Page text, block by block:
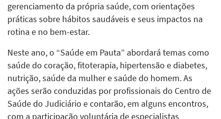
gerenciamento da própria saúde, com orientações
práticas sobre hábitos saudáveis e seus impactos na
rotina e no bem-estar.
Neste ano, o “Saúde em Pauta” abordará temas como
saúde do coração, fitoterapia, hipertensão e diabetes,
nutrição, saúde da mulher e saúde do homem. As
ações serão conduzidas por profissionais do Centro de
Saúde do Judiciário e contarão, em alguns encontros,
com a participação voluntária de especialistas